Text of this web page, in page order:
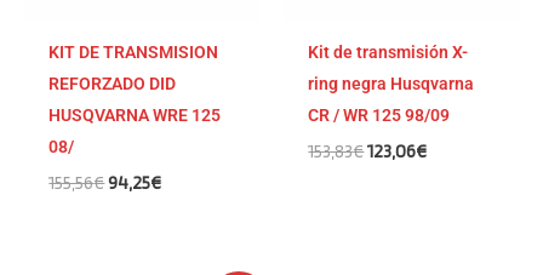
KIT DE TRANSMISION
REFORZADO DID
HUSQVARNA WRE 125
08/
155,56€94,25€
Kit de transmisión X-
ring negra Husqvarna
CR / WR 125 98/09
153,83€123,06€